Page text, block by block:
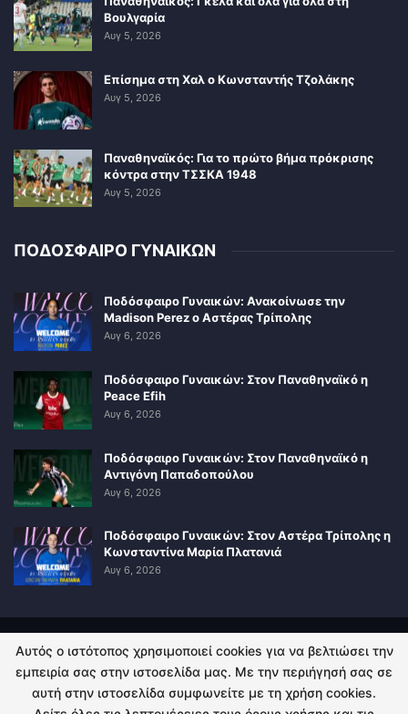
Βουλγαρία
Αυγ 5, 2026
Επίσημα στη Χαλ ο Κωνσταντής Τζολάκης
Αυγ 5, 2026
Παναθηναϊκός: Για το πρώτο βήμα πρόκρισης
κόντρα στην ΤΣΣΚΑ 1948
Αυγ 5, 2026
ΠΟΔΟΣΦΑΙΡΟ ΓΥΝΑΙΚΩΝ
Ποδόσφαιρο Γυναικών: Ανακοίνωσε την
Madison Perez ο Αστέρας Τρίπολης
Αυγ 6, 2026
Ποδόσφαιρο Γυναικών: Στον Παναθηναϊκό η
Peace Efih
Αυγ 6, 2026
Ποδόσφαιρο Γυναικών: Στον Παναθηναϊκό η
Αντιγόνη Παπαδοπούλου
Αυγ 6, 2026
Ποδόσφαιρο Γυναικών: Στον Αστέρα Τρίπολης η
Κωνσταντίνα Μαρία Πλατανιά
Αυγ 6, 2026
ΠΟΛΙΤΙΚΗ ΑΠΟΡΡΗΤΟΥ ΕΠΙΚΟΙΝΩΝΙΑ
© 2026 - Kingsport.gr. All Rights Reserved.
Αυτός ο ιστότοπος χρησιμοποιεί cookies για να βελτιώσει την
εμπειρία σας στην ιστοσελίδα μας. Με την περιήγησή σας σε
αυτή στην ιστοσελίδα συμφωνείτε με τη χρήση cookies.